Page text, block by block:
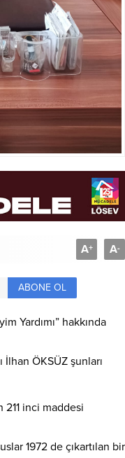
A+ A-
ABONE OL
Yardımı” hakkında
ÖKSÜZ şunları
211 inci maddesi
1972 de çıkartılan bir